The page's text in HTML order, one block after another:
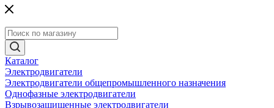
Каталог
Электродвигатели
Электродвигатели общепромышленного назначения
Однофазные электродвигатели
Взрывозащищенные электродвигатели